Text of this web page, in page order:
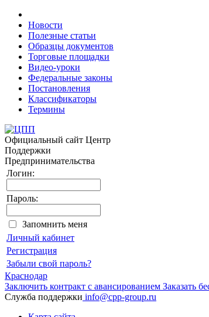
Новости
Полезные статьи
Образцы документов
Торговые площадки
Видео-уроки
Федеральные законы
Постановления
Классификаторы
Термины
Официальный сайт Центр
Поддержки
Предпринимательства
Логин:
Пароль:
Запомнить меня
Личный кабинет
Регистрация
Забыли свой пароль?
Краснодар
Заключить контракт с авансированием Заказать
Служба поддержки info@cpp-group.ru